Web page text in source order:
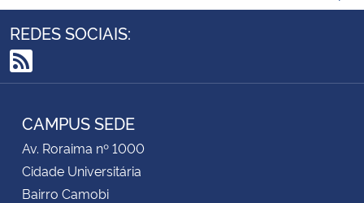
REDES SOCIAIS:
RSS
CAMPUS SEDE
Av. Roraima nº 1000
Cidade Universitária
Bairro Camobi